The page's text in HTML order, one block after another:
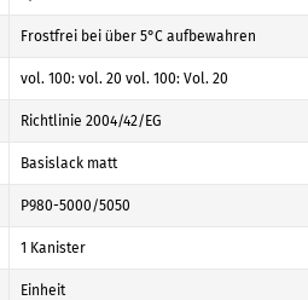
Frostfrei bei über 5°C aufbewahren
vol. 100: vol. 20 vol. 100: Vol. 20
Richtlinie 2004/42/EG
Basislack matt
P980-5000/5050
1 Kanister
Einheit